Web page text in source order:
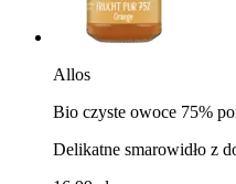
Allos
Bio czyste owoce 75%
Delikatne smarowidło z